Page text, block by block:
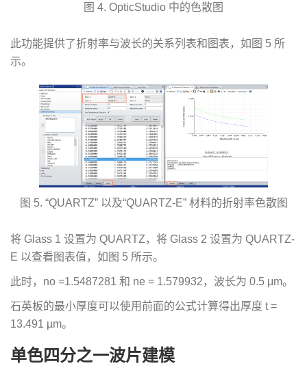
图 4. OpticStudio 中的色散图
此功能提供了折射率与波长的关系列表和图表，如图 5 所
示。
图 5. “QUARTZ” 以及“QUARTZ-E” 材料的折射率色散图
将 Glass 1 设置为 QUARTZ，将 Glass 2 设置为 QUARTZ-
E 以查看图表值，如图 5 所示。
此时，no =1.5487281 和 ne = 1.579932，波长为 0.5 μm。
石英板的最小厚度可以使用前面的公式计算得出厚度 t =
13.491 µm。
单色四分之一波片建模